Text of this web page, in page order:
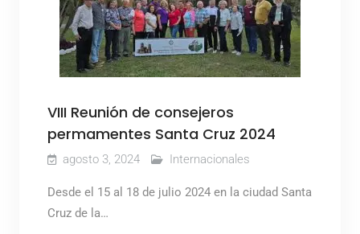
VIII Reunión de consejeros
permamentes Santa Cruz 2024
agosto 3, 2024 Internacionales
Desde el 15 al 18 de julio 2024 en la ciudad Santa
Cruz de la…